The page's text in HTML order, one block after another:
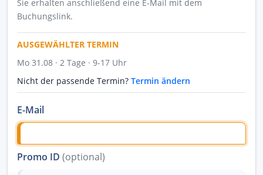
Sie erhalten anschließend eine E-Mail mit dem
Buchungslink.
AUSGEWÄHLTER TERMIN
Mo 31.08 · 2 Tage · 9-17 Uhr
Nicht der passende Termin? Termin ändern
E-Mail
Promo ID (optional)